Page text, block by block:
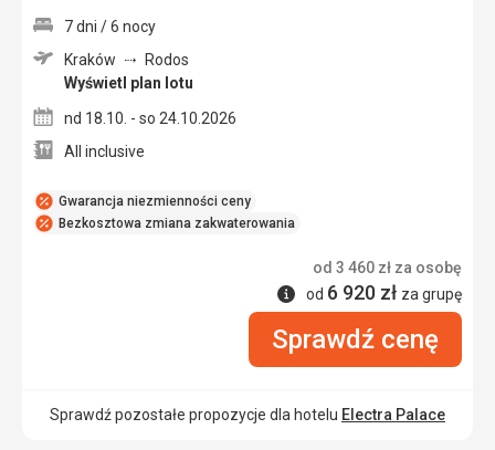
Gwarancja niezmienności ceny
Bezkosztowa zmiana zakwaterowania
7 dni / 6 nocy
Kraków
Rodos
Wyświetl plan lotu
nd 18.10. - so 24.10.2026
All inclusive
od 3 460 zł za osobę
Informacje
od 6 920 zł za grupę
Sprawdź cenę
Sprawdź pozostałe propozycje dla hotelu Electra Palace